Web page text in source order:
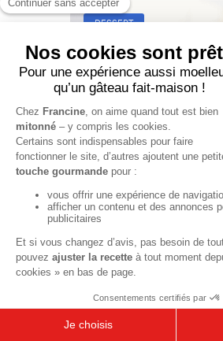
DESSERT
Donuts